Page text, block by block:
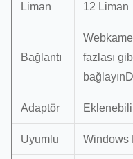
Liman 12 Liman
Bağlantı
fazlası
Adaptör
Uyumlu Windows